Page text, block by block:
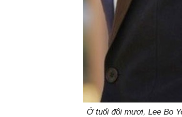
Ở tuổi đôi mươi, Lee Bo